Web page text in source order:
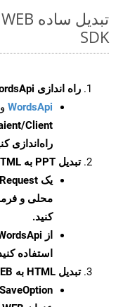
SDK
راه اندازی WordsApi و CellsApi
WordsApi و
راه‌اندازی
تبدیل PPT به HTML با WordsApi
یک
کنید.
استفاده
تبدیل HTML به WEB با CellsApi
SaveOption